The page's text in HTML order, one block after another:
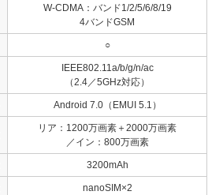
W-CDMA：バンド1/2/5/6/8/19
4バンドGSM
○
IEEE802.11a/b/g/n/ac
（2.4／5GHz対応）
Android 7.0（EMUI 5.1）
リア：1200万画素＋2000万画素
／イン：800万画素
3200mAh
nanoSIM×2